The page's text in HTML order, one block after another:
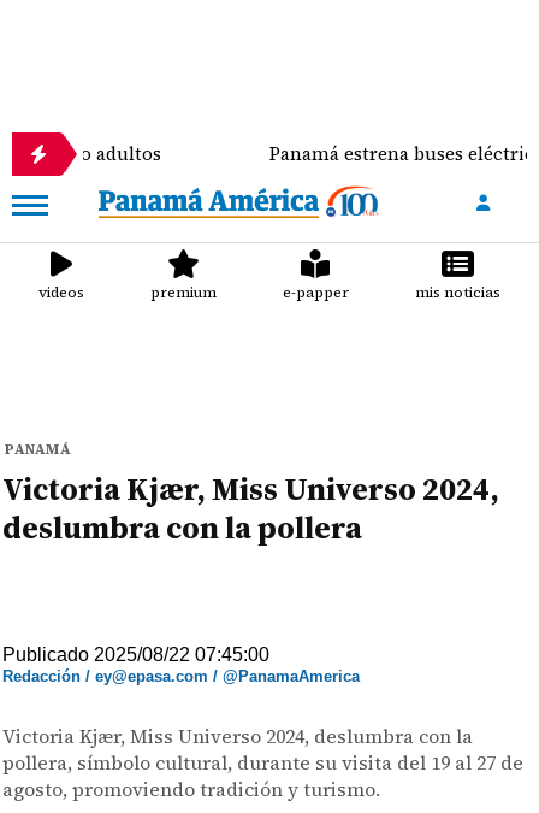
Panamá estrena buses eléctricos en el
videos premium e-papper mis noticias
PANAMÁ
Victoria Kjær, Miss Universo 2024,
deslumbra con la pollera
Publicado 2025/08/22 07:45:00
Redacción / ey@epasa.com / @PanamaAmerica
Victoria Kjær, Miss Universo 2024, deslumbra con la
pollera, símbolo cultural, durante su visita del 19 al 27 de
agosto, promoviendo tradición y turismo.